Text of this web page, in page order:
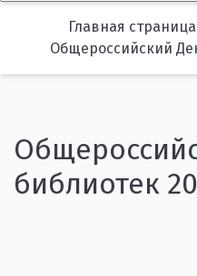
Главная страница
Общероссийский
библиотек